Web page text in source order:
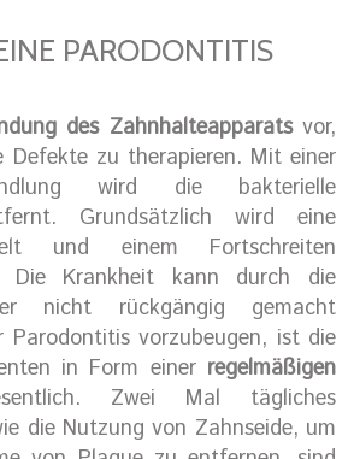
PARODONTITIS
des Zahnhalteapparatsvor,
Defekte zu therapieren. Mit einer
wird die bakterielle
Grundsätzlich wird eine
und einem Fortschreiten
Die Krankheit kann durch die
nicht rückgängig gemacht
Parodontitis vorzubeugen, ist die
in Form einer regelmäßigen
Zwei Mal tägliches
die Nutzung von Zahnseide, um